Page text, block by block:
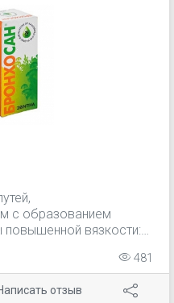
с образованием
вязкости:
болезнь; —
—
481
отзыв